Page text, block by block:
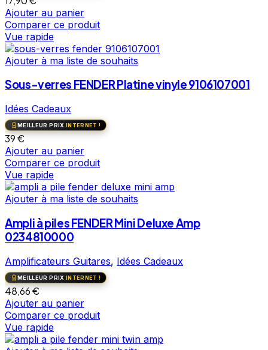
Ajouter au panier
Comparer ce produit
Vue rapide
Ajouter à ma liste de souhaits
Sous-verres FENDER Platine vinyle 9106107001
Idées Cadeaux
MEILLEUR PRIX INTERNET !
39€
Ajouter au panier
Comparer ce produit
Vue rapide
Ajouter à ma liste de souhaits
Ampli à piles FENDER Mini Deluxe Amp
0234810000
Amplificateurs Guitares, Idées Cadeaux
MEILLEUR PRIX INTERNET !
48,66€
Ajouter au panier
Comparer ce produit
Vue rapide